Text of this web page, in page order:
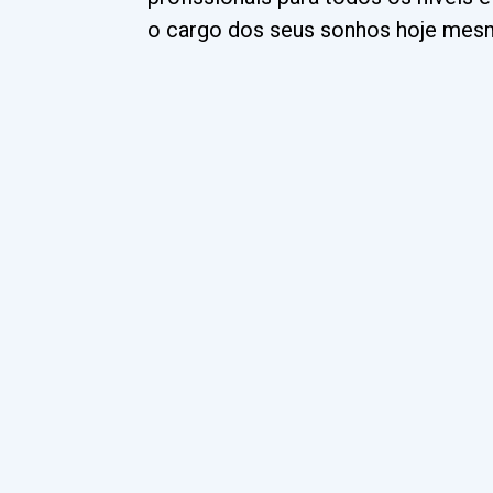
o cargo dos seus sonhos hoje